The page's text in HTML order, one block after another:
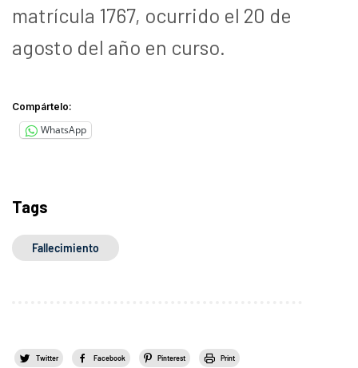
matrícula 1767, ocurrido el 20 de
agosto del año en curso.
Compártelo:
WhatsApp
Tags
Fallecimiento
Twitter Facebook Pinterest Print